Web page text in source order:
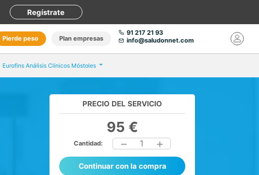
Regístrate
Pierde peso Plan empresas
91 217 21 93
info@saludonnet.com
Eurofins Análisis Clínicos Móstoles
PRECIO DEL SERVICIO
95 €
Cantidad: 1
Continuar con la compra